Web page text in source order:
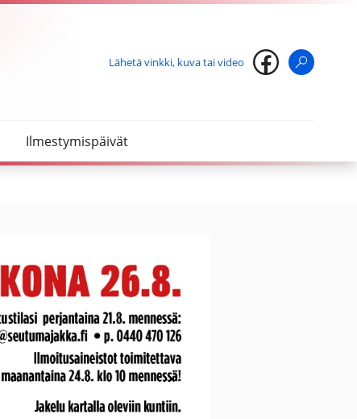
Lähetä vinkki, kuva tai video
Ilmestymispäivät